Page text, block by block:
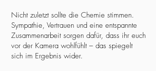
Nicht zuletzt sollte die Chemie stimmen.
Sympathie, Vertrauen und eine entspannte
Zusammenarbeit sorgen dafür, dass ihr euch
vor der Kamera wohlfühlt – das spiegelt
sich im Ergebnis wider.